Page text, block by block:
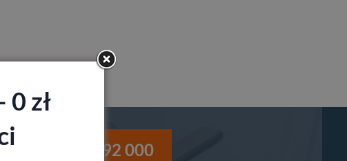
530 992 000
zł